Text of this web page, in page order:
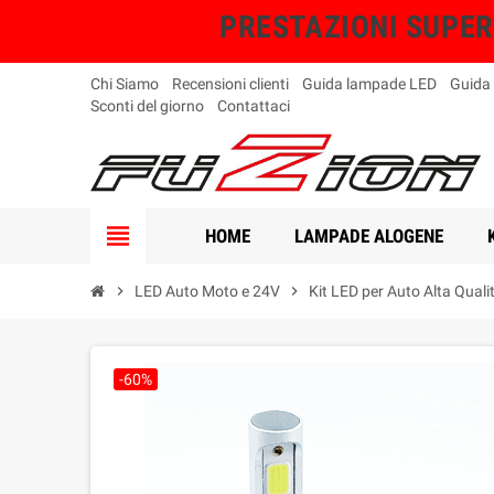
PRESTAZIONI
Chi Siamo Recensioni clienti Guida lampade LED Guida
Sconti del giorno
Contattaci
view_headline HOME LAMPADE ALOGENE
chevron_right LED Auto Moto e 24V chevron_right Kit LED per Auto Alta
-60%